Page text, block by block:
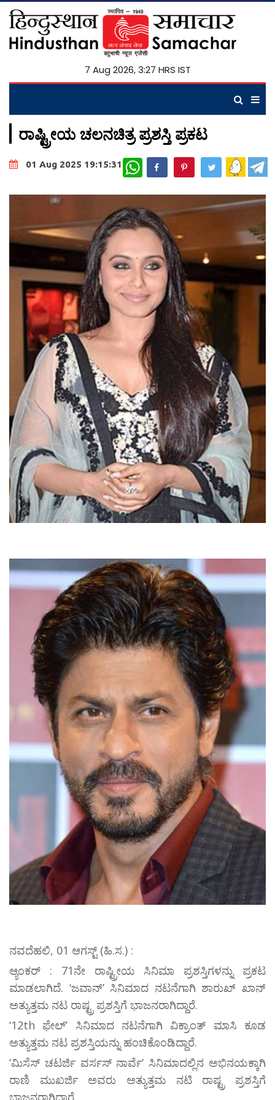
7 Aug 2026, 3:27 HRS IST
ರಾಷ್ಟ್ರೀಯ ಚಲನಚಿತ್ರ ಪ್ರಶಸ್ತಿ ಪ್ರಕಟ
01 Aug 2025 19:15:31 WhatsApp
ನವದೆಹಲಿ, 01 ಆಗಸ್ಟ್ (ಹಿ.ಸ.) :
ಆ್ಯಂಕರ್ : 71ನೇ ರಾಷ್ಟ್ರೀಯ ಸಿನಿಮಾ ಪ್ರಶಸ್ತಿಗಳನ್ನು ಪ್ರಕಟ
ಮಾಡಲಾಗಿದೆ. ‘ಜವಾನ್’ ಸಿನಿಮಾದ ನಟನೆಗಾಗಿ ಶಾರುಖ್ ಖಾನ್
ಅತ್ಯುತ್ತಮ ನಟ ರಾಷ್ಟ್ರ ಪ್ರಶಸ್ತಿಗೆ ಭಾಜನರಾಗಿದ್ದಾರೆ.
‘12th ಫೇಲ್’ ಸಿನಿಮಾದ ನಟನೆಗಾಗಿ ವಿಕ್ರಾಂತ್ ಮಾಸಿ ಕೂಡ
ಅತ್ಯುತ್ತಮ ನಟ ಪ್ರಶಸ್ತಿಯನ್ನು ಹಂಚಿಕೊಂಡಿದ್ದಾರೆ.
‘ಮಿಸೆಸ್ ಚಟರ್ಜಿ ವರ್ಸಸ್ ನಾರ್ವೆ’ ಸಿನಿಮಾದಲ್ಲಿನ ಅಭಿನಯಕ್ಕಾಗಿ
ರಾಣಿ ಮುಖರ್ಜಿ ಅವರು ಅತ್ಯುತ್ತಮ ನಟಿ ರಾಷ್ಟ್ರ ಪ್ರಶಸ್ತಿಗೆ
ಭಾಜನರಾಗಿದ್ದಾರೆ.